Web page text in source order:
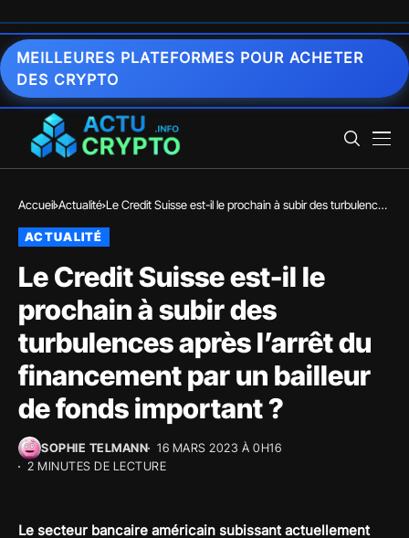
MEILLEURES PLATEFORMES POUR ACHETER
DES CRYPTO
Accueil Actualité Le Credit Suisse est-il le prochain à subir des turbulences
ACTUALITÉ
Le Credit Suisse est-il le
prochain à subir des
turbulences après l’arrêt du
financement par un bailleur
de fonds important ?
SOPHIE TELMANN
16 MARS 2023 À 0H16
2 MINUTES DE LECTURE
Le secteur bancaire américain subissant actuellement